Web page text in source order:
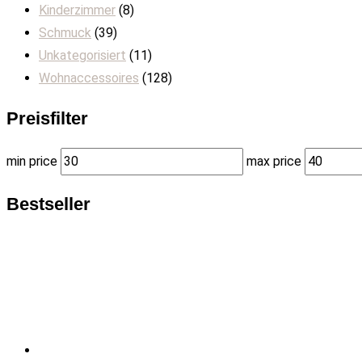
Kinderzimmer (8)
Schmuck (39)
Unkategorisiert (11)
Wohnaccessoires (128)
Preisfilter
min price max price
Bestseller